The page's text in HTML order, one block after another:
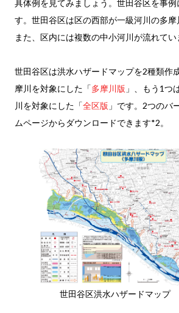
具体例を見てみましょう。世田谷区を事例
す。世田谷区は区の西部が一級河川の多摩
また、区内には複数の中小河川が流れてい
世田谷区は洪水ハザードマップを2種類作
摩川を対象にした「多摩川版 」、もう1つ
川を対象にした「全区版 」です。2つのバ
ムページからダウンロードできます*2。
世田谷区洪水ハザードマップ